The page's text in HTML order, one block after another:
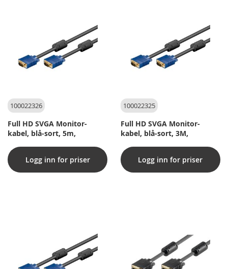
100022326
Full HD SVGA Monitor-
kabel, blå-sort, 5m,
Logg inn for priser
100022325
Full HD SVGA Monitor-
kabel, blå-sort, 3M,
Logg inn for priser